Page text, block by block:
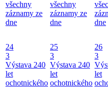
všechny
záznamy ze
dne
všechny
záznamy ze
dne
dne
24
3
Výstava 240
let
ochotnického
25
3
Výstava 240
let
ochotnického
26
3
let